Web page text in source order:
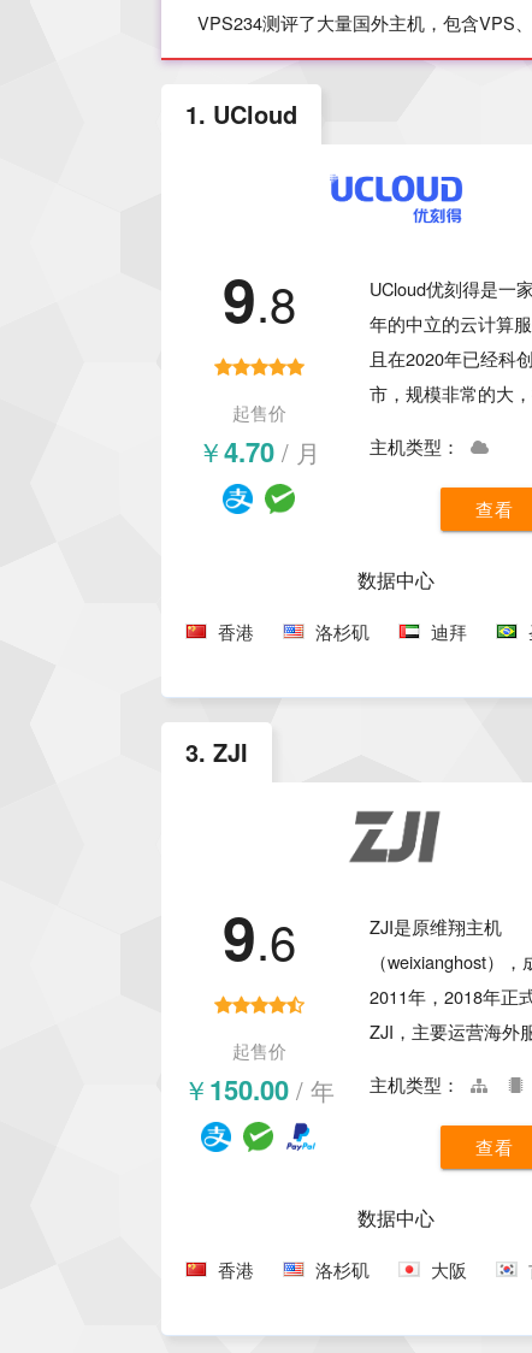
VPS234测评了大量国外主机，包含VPS
1. UCloud
9.8
起售价
￥4.70 / 月
UCloud优刻得是一
年的中立的云计算
且在2020年已经科
市，规模非常的大
UCloud提供了高性能
机、GPU云服务器
务器等多种产品可
合跨境电商、外贸、
UCloud的服务器网
宜，拥有超高性价
用。
主机类型：
查看
数据中心
香港 洛杉矶 迪拜
3. ZJI
9.6
起售价
￥150.00 / 年
ZJI是原维翔主机
（weixianghost），
2011年，2018年正
ZJI，主要运营海外
数据中心众多，并且
合国内用户的优质
低、速度快、配置
宜，具有非常高的性
来说是不错的选择。
主机类型：
查看
数据中心
香港 洛杉矶 大阪